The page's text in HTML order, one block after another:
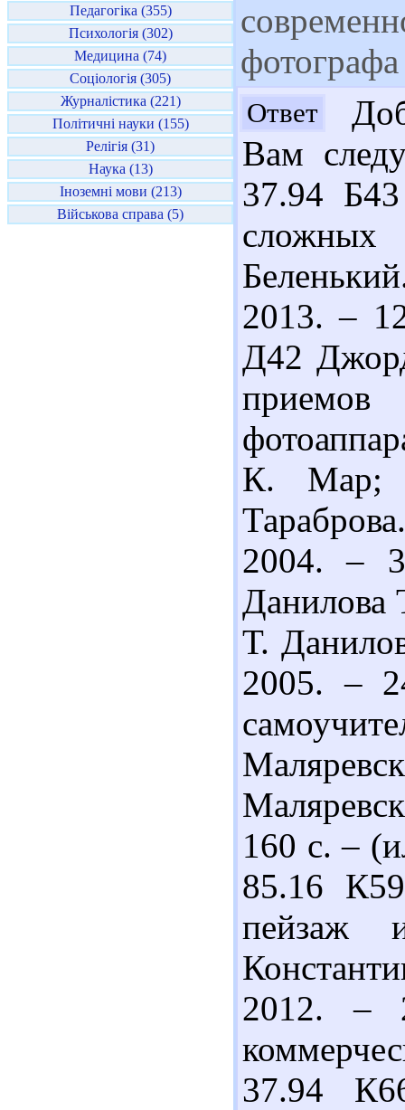
Педагогіка (355)
Психологія (302)
Медицина (74)
Соціологія (305)
Журналістика (221)
Політичні науки (155)
Релігія (31)
Наука (13)
Іноземні мови (213)
Військова справа (5)
Ответ
Вам
37.94
2013. –
Д42
К. Мар;
2004. –
Данилова
Т.
2005. –
160 с. –
85.16
пейзаж
2012. –
37.94